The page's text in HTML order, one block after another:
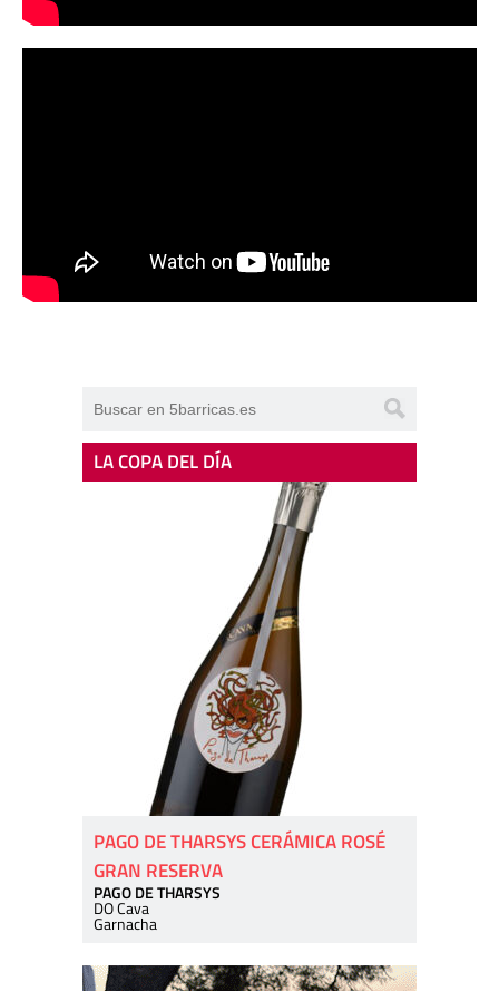
LA COPA DEL DÍA
PAGO DE THARSYS CERÁMICA ROSÉ
GRAN RESERVA
PAGO DE THARSYS
DO Cava
Garnacha